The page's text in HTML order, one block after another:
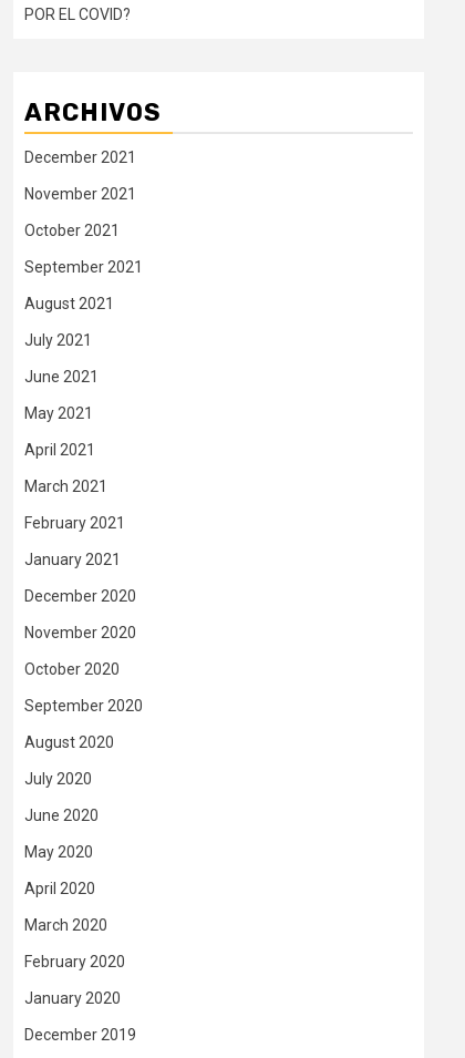
POR EL COVID?
ARCHIVOS
December 2021
November 2021
October 2021
September 2021
August 2021
July 2021
June 2021
May 2021
April 2021
March 2021
February 2021
January 2021
December 2020
November 2020
October 2020
September 2020
August 2020
July 2020
June 2020
May 2020
April 2020
March 2020
February 2020
January 2020
December 2019